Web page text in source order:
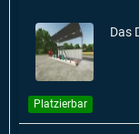
Das
Platzierbar